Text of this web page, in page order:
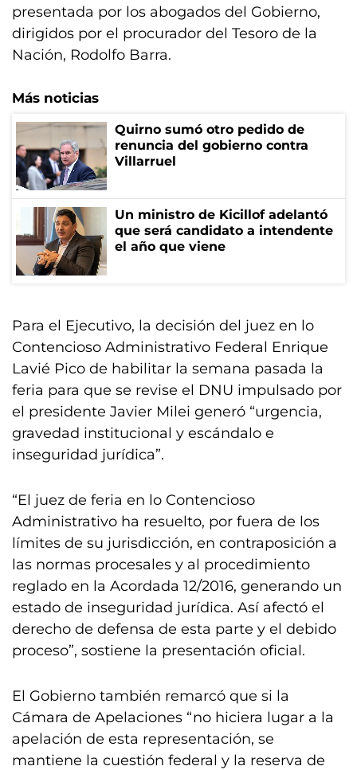
presentada por los abogados del Gobierno,
dirigidos por el procurador del Tesoro de la
Nación, Rodolfo Barra.
Más noticias
Quirno sumó otro pedido de
renuncia del gobierno contra
Villarruel
Un ministro de Kicillof adelantó
que será candidato a intendente
el año que viene
Para el Ejecutivo, la decisión del juez en lo
Contencioso Administrativo Federal Enrique
Lavié Pico de habilitar la semana pasada la
feria para que se revise el DNU impulsado por
el presidente Javier Milei generó “urgencia,
gravedad institucional y escándalo e
inseguridad jurídica”.
“El juez de feria en lo Contencioso
Administrativo ha resuelto, por fuera de los
límites de su jurisdicción, en contraposición a
las normas procesales y al procedimiento
reglado en la Acordada 12/2016, generando un
estado de inseguridad jurídica. Así afectó el
derecho de defensa de esta parte y el debido
proceso”, sostiene la presentación oficial.
El Gobierno también remarcó que si la
Cámara de Apelaciones “no hiciera lugar a la
apelación de esta representación, se
mantiene la cuestión federal y la reserva de